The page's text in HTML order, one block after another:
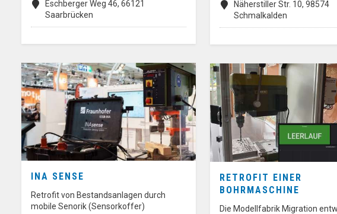
Eschberger Weg 46, 66121
Saarbrücken
Näherstiller Str. 10, 98574
Schmalkalden
INA SENSE
Retrofit von Bestandsanlagen durch
mobile Senorik (Sensorkoffer)
RETROFIT EINER
BOHRMASCHINE
Die Modellfabrik Migration